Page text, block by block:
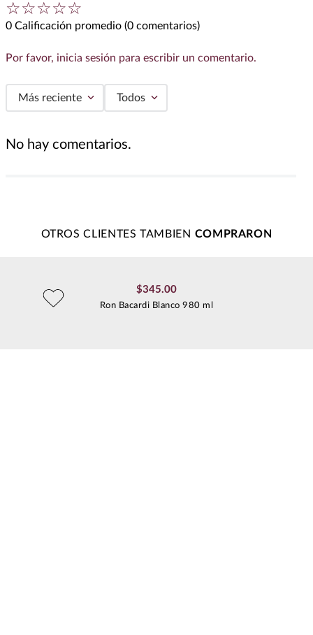
☆☆☆☆☆
0 Calificación promedio (0 comentarios)
Por favor, inicia sesión para escribir un comentario.
Más reciente Todos
No hay comentarios.
OTROS CLIENTES TAMBIEN